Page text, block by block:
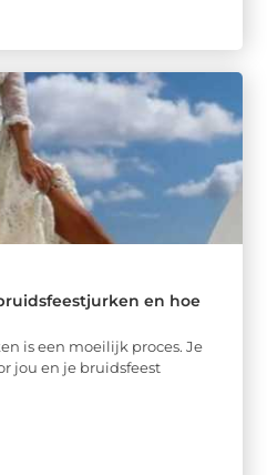
en hoe
is een moeilijk proces. Je
jou en je bruidsfeest